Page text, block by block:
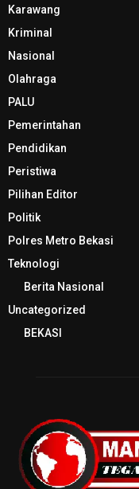
Karawang
Kriminal
Nasional
Olahraga
PALU
Pemerintahan
Pendidikan
Peristiwa
Pilihan Editor
Politik
Polres Metro Bekasi
Teknologi
Berita Nasional
Uncategorized
BEKASI